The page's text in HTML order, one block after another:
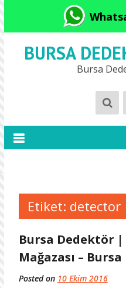
BURSA
Bursa
Etiket: detector
Bursa Dedektör
Mağazası –
Posted on 10 Ekim 2016